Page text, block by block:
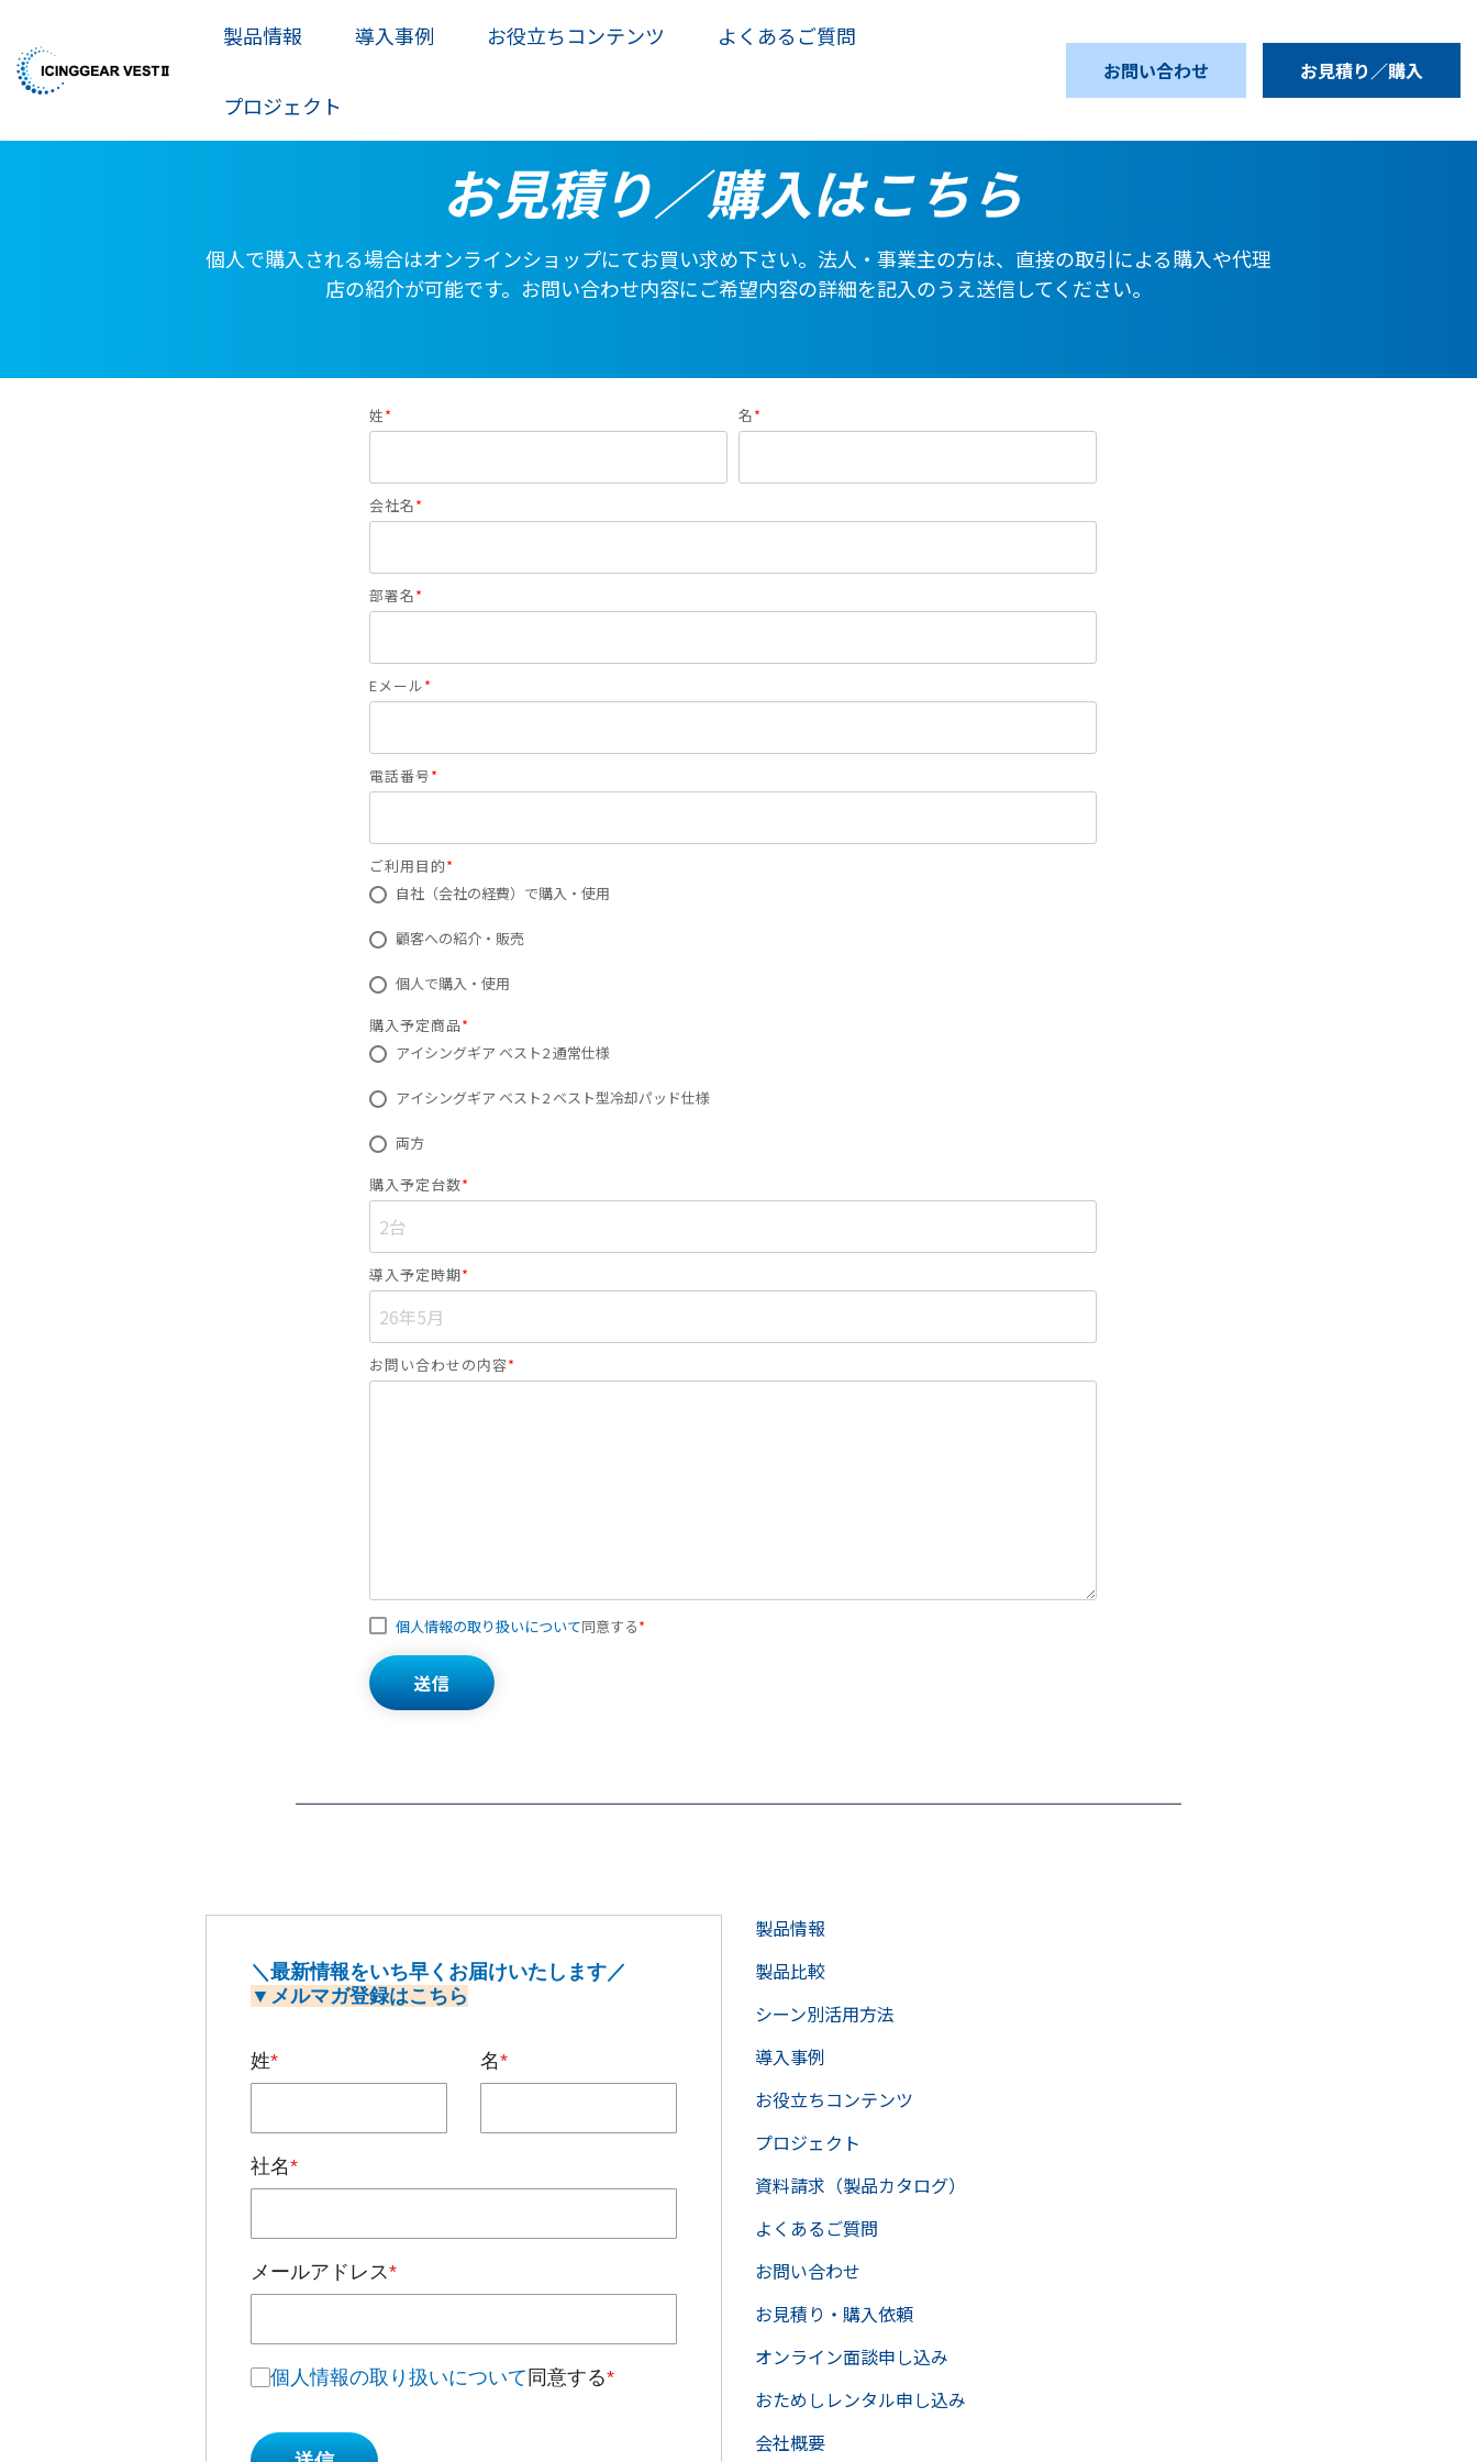
the
main
content.
製品情報 導入事例 お役立ちコンテンツ よくあるご質問
プロジェクト
お見積り／購入はこちら
個人で購入される場合はオンラインショップにてお買い求め下さい。法人・事業主の方は、直接の取引による購入や代理
店の紹介が可能です。お問い合わせ内容にご希望内容の詳細を記入のうえ送信してください。
姓* 名*
会社名*
部署名*
Eメール*
電話番号*
ご利用目的*
自社（会社の経費）で購入・使用
顧客への紹介・販売
個人で購入・使用
購入予定商品*
アイシングギア ベスト2 通常仕様
アイシングギア ベスト2 ベスト型冷却パッド仕様
両方
購入予定台数*
導入予定時期*
お問い合わせの内容*
個人情報の取り扱いについて同意する*
＼最新情報をいち早くお届けいたします／
▼メルマガ登録はこちら
姓* 名*
社名*
メールアドレス*
個人情報の取り扱いについて 同意する*
製品情報
製品比較
シーン別活用方法
導入事例
お役立ちコンテンツ
プロジェクト
資料請求（製品カタログ）
よくあるご質問
お問い合わせ
お見積り・購入依頼
オンライン面談申し込み
おためしレンタル申し込み
会社概要